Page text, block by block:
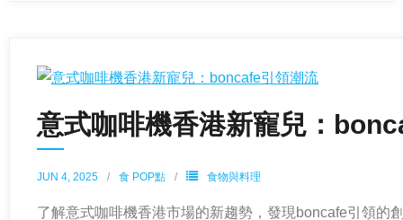
意式咖啡機香港新寵兒：
JUN 4, 2025 食 POP點 食物與料理
了解意式咖啡機香港市場的新趨勢，發現boncafe引領的